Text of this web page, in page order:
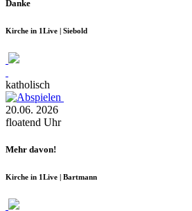
Danke
Kirche in 1Live | Siebold
katholisch
20.06. 2026
floatend Uhr
Mehr davon!
Kirche in 1Live | Bartmann